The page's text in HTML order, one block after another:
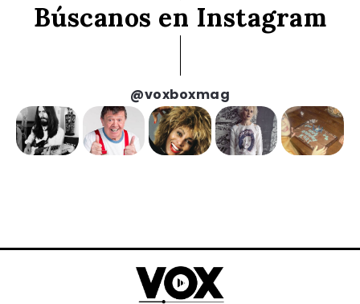
Búscanos en Instagram
@voxboxmag